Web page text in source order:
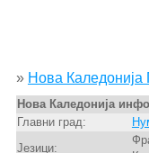
» Нова
Нова Каледонија
Главни град:
Језици: